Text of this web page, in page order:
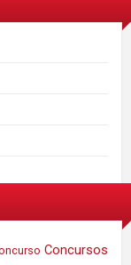
Concursos